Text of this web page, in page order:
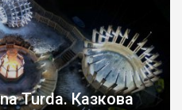
Turda. Казкова